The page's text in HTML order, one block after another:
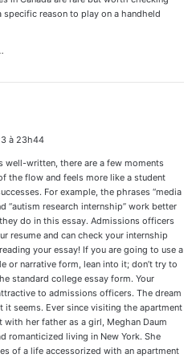
specific reason to play on a handheld
à 23h44
well-written, there are a few moments
the flow and feels more like a student
For example, the phrases “media
“autism research internship” work better
do in this essay. Admissions officers
resume and can check your internship
your essay! If you are going to use a
or narrative form, lean into it; don’t try to
standard college essay form. Your
to admissions officers. The dream
it seems. Ever since visiting the apartment
her father as a girl, Meghan Daum
romanticized living in New York. She
of a life accessorized with an apartment